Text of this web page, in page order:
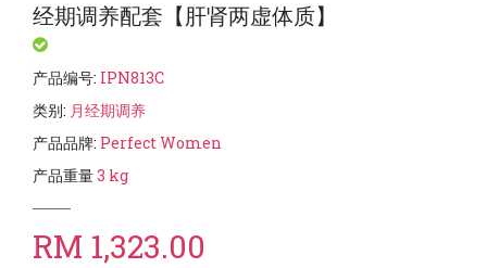
经期调养配套【肝肾两虚体质】
产品编号: IPN813C
类别: 月经期调养
产品品牌: Perfect Women
产品重量3 kg
RM 1,323.00